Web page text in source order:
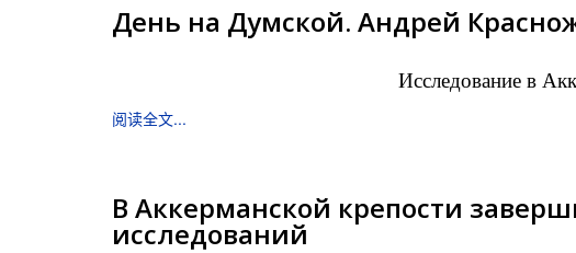
День на Думской. Андрей
Исследование в
阅读全文...
В Аккерманской крепости
исследований